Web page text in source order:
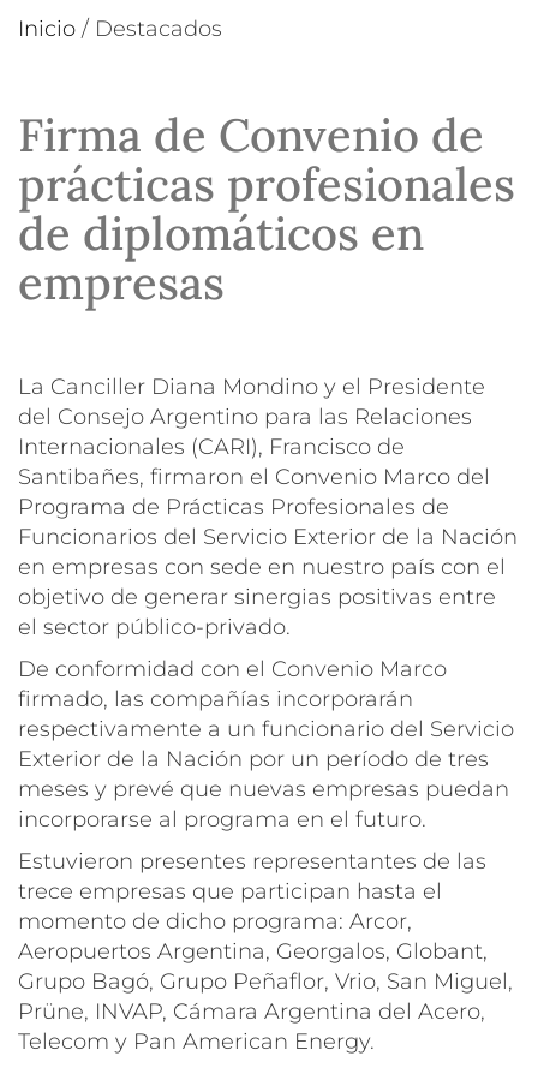
Inicio / Destacados
Firma de Convenio de
prácticas profesionales
de diplomáticos en
empresas
La Canciller Diana Mondino y el Presidente
del Consejo Argentino para las Relaciones
Internacionales (CARI), Francisco de
Santibañes, firmaron el Convenio Marco del
Programa de Prácticas Profesionales de
Funcionarios del Servicio Exterior de la Nación
en empresas con sede en nuestro país con el
objetivo de generar sinergias positivas entre
el sector público-privado.
De conformidad con el Convenio Marco
firmado, las compañías incorporarán
respectivamente a un funcionario del Servicio
Exterior de la Nación por un período de tres
meses y prevé que nuevas empresas puedan
incorporarse al programa en el futuro.
Estuvieron presentes representantes de las
trece empresas que participan hasta el
momento de dicho programa: Arcor,
Aeropuertos Argentina, Georgalos, Globant,
Grupo Bagó, Grupo Peñaflor, Vrio, San Miguel,
Prüne, INVAP, Cámara Argentina del Acero,
Telecom y Pan American Energy.